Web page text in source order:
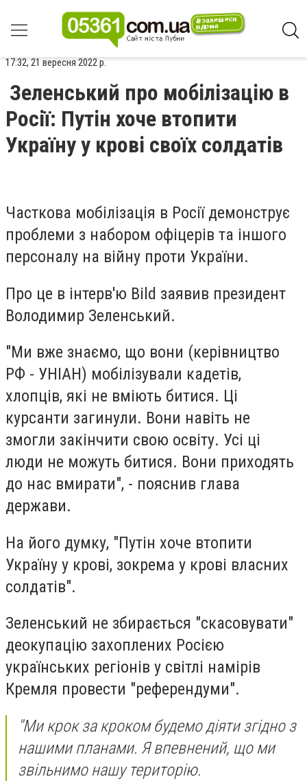
17:32, 21 вересня 2022 р.
Зеленський про мобілізацію в
Росії: Путін хоче втопити
Україну у крові своїх солдатів
Часткова мобілізація в Росії демонструє
проблеми з набором офіцерів та іншого
персоналу на війну проти України.
Про це в інтерв'ю Bild заявив президент
Володимир Зеленський.
"Ми вже знаємо, що вони (керівництво
РФ - УНІАН) мобілізували кадетів,
хлопців, які не вміють битися. Ці
курсанти загинули. Вони навіть не
змогли закінчити свою освіту. Усі ці
люди не можуть битися. Вони приходять
до нас вмирати", - пояснив глава
держави.
На його думку, "Путін хоче втопити
Україну у крові, зокрема у крові власних
солдатів".
Зеленський не збирається "скасовувати"
деокупацію захоплених Росією
українських регіонів у світлі намірів
Кремля провести "референдуми".
"Ми крок за кроком будемо діяти згідно з
нашими планами. Я впевнений, що ми
звільнимо нашу територію.